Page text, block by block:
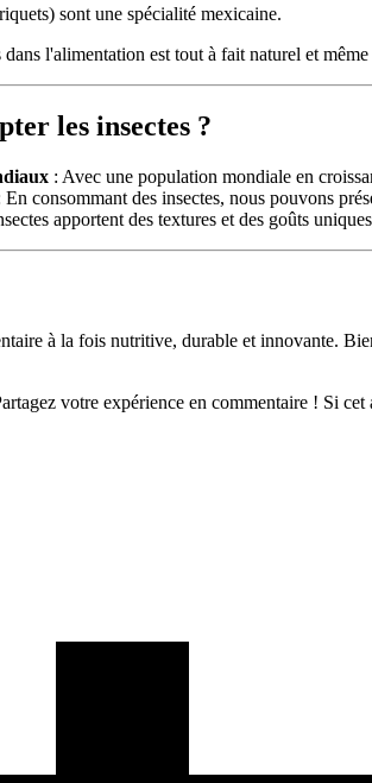
sont une spécialité mexicaine.
l'alimentation est tout à fait naturel et
les insectes ?
: Avec une population mondiale en
En consommant des insectes, nous pouvons
apportent des textures et des goûts
à la fois nutritive, durable et innovante.
votre expérience en commentaire ! Si